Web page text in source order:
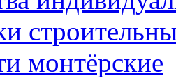
монтёрские